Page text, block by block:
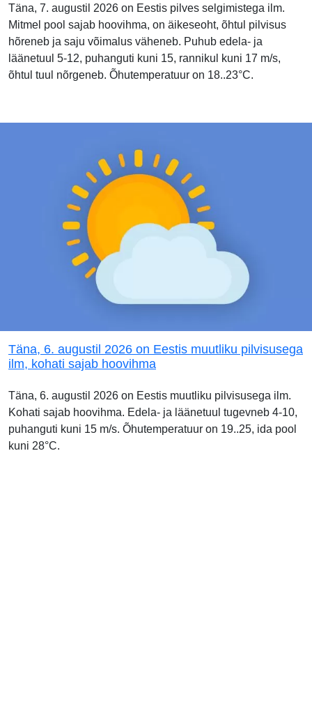
Täna, 7. augustil 2026 on Eestis pilves selgimistega ilm.
Mitmel pool sajab hoovihma, on äikeseoht, õhtul pilvisus
hõreneb ja saju võimalus väheneb. Puhub edela- ja
läänetuul 5-12, puhanguti kuni 15, rannikul kuni 17 m/s,
õhtul tuul nõrgeneb. Õhutemperatuur on 18..23°C.
Täna, 6. augustil 2026 on Eestis muutliku pilvisusega
ilm, kohati sajab hoovihma
Täna, 6. augustil 2026 on Eestis muutliku pilvisusega ilm.
Kohati sajab hoovihma. Edela- ja läänetuul tugevneb 4-10,
puhanguti kuni 15 m/s. Õhutemperatuur on 19..25, ida pool
kuni 28°C.